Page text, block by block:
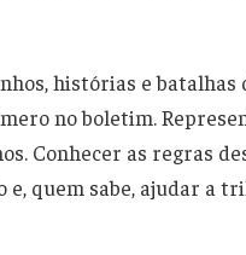
histórias e batalhas
no boletim.
Conhecer as regras
e, quem sabe, ajudar a